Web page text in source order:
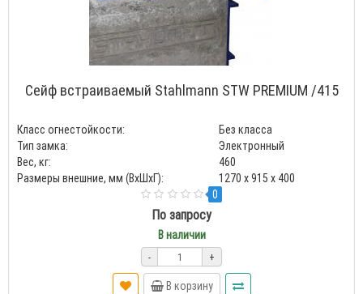
Сейф встраиваемый Stahlmann STW PREMIUM /415
Класс огнестойкости:
Без класса
Тип замка:
Электронный
Вес, кг:
460
Размеры внешние, мм (ВхШхГ):
1270 x 915 x 400
0
По запросу
В наличии
- +
В корзину